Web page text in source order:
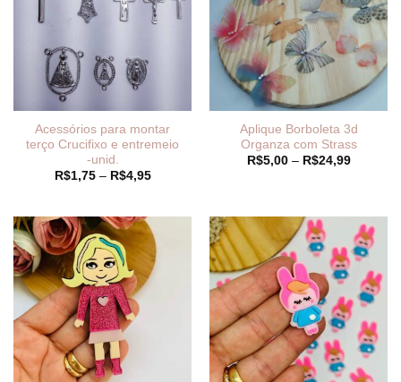
Acessórios para montar
terço Crucifixo e entremeio
-unid.
R$1,75 – R$4,95Faixa
R$4,95
Aplique Borboleta 3d
Organza com Strass
R$5,00 – R$24,99Faixa
R$24,99